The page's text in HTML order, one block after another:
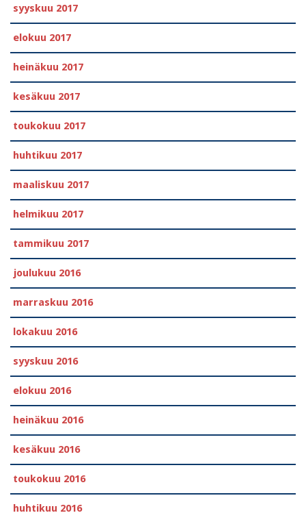
syyskuu 2017
elokuu 2017
heinäkuu 2017
kesäkuu 2017
toukokuu 2017
huhtikuu 2017
maaliskuu 2017
helmikuu 2017
tammikuu 2017
joulukuu 2016
marraskuu 2016
lokakuu 2016
syyskuu 2016
elokuu 2016
heinäkuu 2016
kesäkuu 2016
toukokuu 2016
huhtikuu 2016